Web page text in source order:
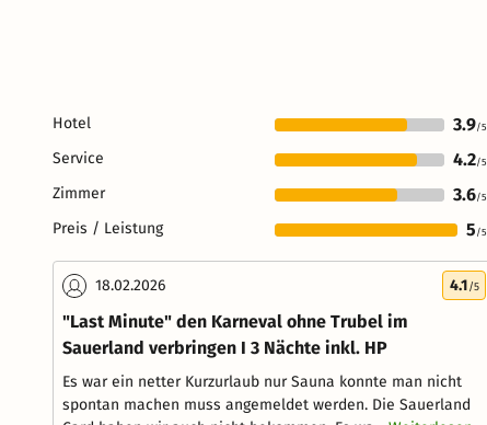
Hotel 3.9/5
Service 4.2/5
Zimmer 3.6/5
Preis / Leistung 5 /5
18.02.2026 4.1/5
"Last Minute" den Karneval ohne Trubel im
Sauerland verbringen I 3 Nächte inkl. HP
Es war ein netter Kurzurlaub nur Sauna konnte man nicht
spontan machen muss angemeldet werden. Die Sauerland